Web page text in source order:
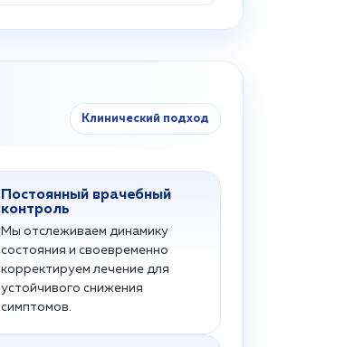
Клинический подход
Постоянный врачебный
контроль
Мы отслеживаем динамику
состояния и своевременно
корректируем лечение для
устойчивого снижения
симптомов.